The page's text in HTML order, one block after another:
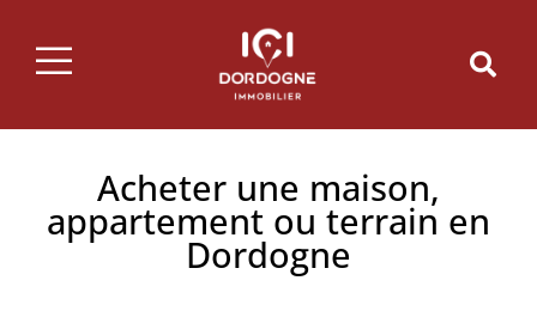
Acheter une maison,
appartement ou terrain en
Dordogne